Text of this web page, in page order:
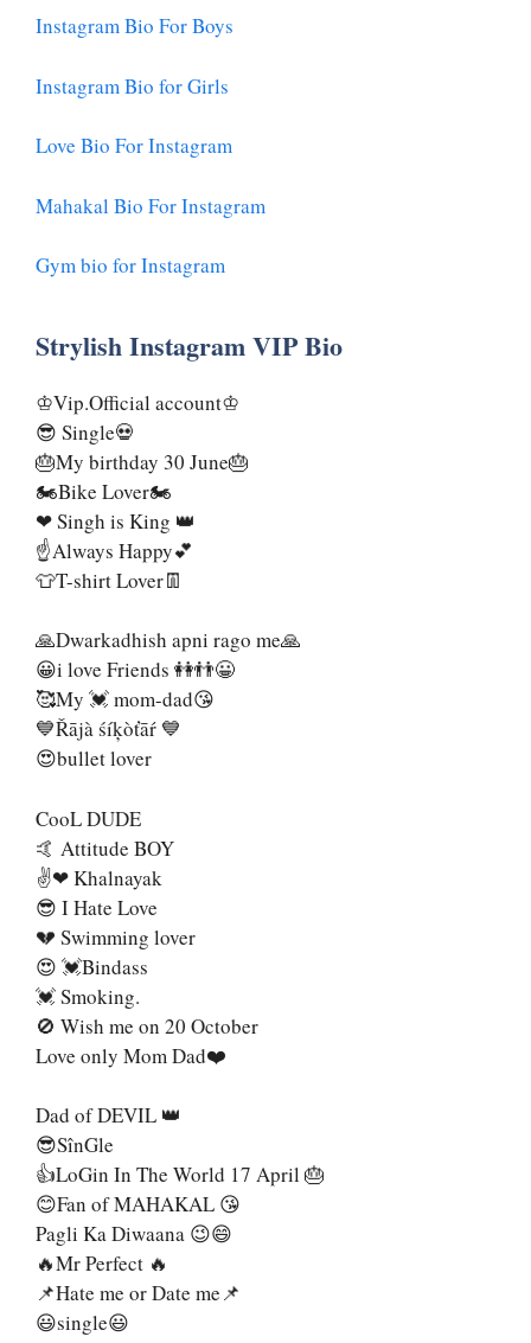
Instagram Bio For Boys
Instagram Bio for Girls
Love Bio For Instagram
Mahakal Bio For Instagram
Gym bio for Instagram
Strylish Instagram VIP Bio
♔Vip.Official account♔
😎 Single💀
🎂My birthday 30 June🎂
🏍Bike Lover🏍
❤ Singh is King 👑
☝Always Happy💕
👕T-shirt Lover👖
🙏Dwarkadhish apni rago me🙏
😀i love Friends 👭👬😀
🥰My 💓 mom-dad😘
💙Řājà śíķòťāŕ 💙
😍bullet lover
CooL DUDE
🤙 Attitude BOY
✌❤ Khalnayak
😎 I Hate Love
💔 Swimming lover
😍 💓Bindass
💓 Smoking.
🚫 Wish me on 20 October
Love only Mom Dad❤️
Dad of DEVIL 👑
😎SînGle
👍LoGin In The World 17 April 🎂
😊Fan of MAHAKAL 😘
Pagli Ka Diwaana 😉😄
🔥Mr Perfect 🔥
📌Hate me or Date me📌
😃single😃